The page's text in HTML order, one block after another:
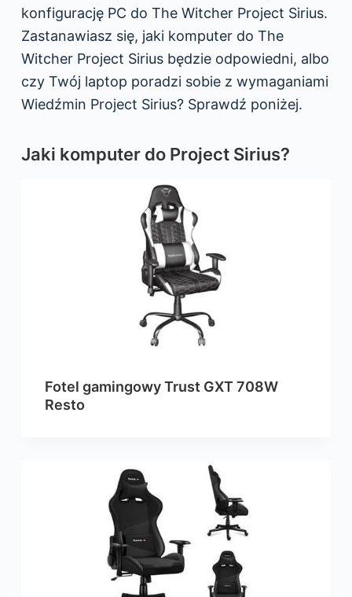
konfigurację PC do The Witcher Project Sirius.
Zastanawiasz się, jaki komputer do The
Witcher Project Sirius będzie odpowiedni, albo
czy Twój laptop poradzi sobie z wymaganiami
Wiedźmin Project Sirius? Sprawdź poniżej.
Jaki komputer do Project Sirius?
Fotel gamingowy Trust GXT 708W
Resto